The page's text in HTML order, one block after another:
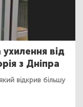
від
з Дніпра
відкрив більшу